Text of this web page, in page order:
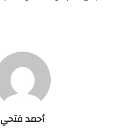
أحمد فتحي